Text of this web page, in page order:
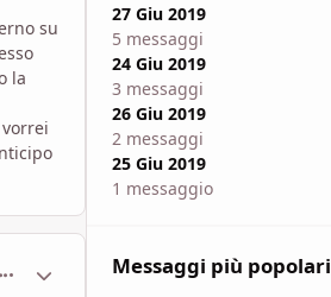
su
la
Statistiche Autore
27 Giu 2019
5 messaggi
24 Giu 2019
3 messaggi
26 Giu 2019
2 messaggi
25 Giu 2019
1 messaggio
Messaggi più popolari